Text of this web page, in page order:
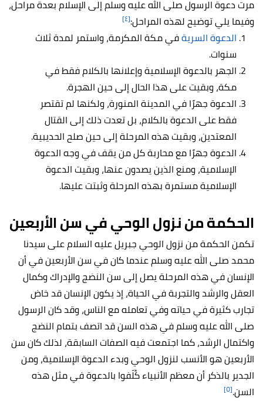
مرت دعوة الرسول صلى الله عليه وسلم إلى الإسلام بعدة مراحل،
وفيما يلي توضيح لهذه المراحل:[٤]
الدعوة السريةفي مكة المكرمة، واستمر لمدة ثلاث
سنوات.
الجهر بالدعوة الإسلامية وإعلانها بالكلام فقط في
مكة، وبقيت على هذا الحال إلى حين الهجرة.
الدعوة جهرًا في المدينة المنورة، ولكنها لم تقتصر
فقط على الدعوة بالكلام، بل تعدت ذلك إلى القتال
المعتدين، وبقيت هذه المرحلة إلى حين صلح الحديبية.
الدعوة جهرًا مع محاربة كل من يقف في وجه الدعوة
الإسلامية، ومنع الذين يصدون عنها، وبقيت الدعوة
الإسلامية مستمرة بهذه المرحلة وثبتت عليها.
الحكمة من نزول الوحي في سن الأربعين
تكمن الحكمة من نزول الوحي جبريل عليه السلام على سيدنا
محمد صلى الله عليه وسلم عندما كان في سن الأربعين في أن
الإنسان في هذه المرحلة يصل إلى سن النضج والإدراك وكمال
العقل والرشد والتجربة في الحياة، إذ يكون الإنسان قد خاض
تجارب كثيرة في حياته وفي تعامله مع الناس، وقد كان الرسول
صلى الله عليه وسلم في هذه السن قد اتصف بتمام النضج
واكتمال الرشد، كما اجتمعت فيه الصفات السابقة، لذلك كان سن
الأربعين هو الأنسب لنزول الوحي وبدء الدعوة الإسلامية، ومن
الجدير بالذكر أن معظم الأنبياء كُلّفوا بالدعوة في مثل هذه
السن.[٥]